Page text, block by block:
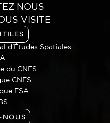
NOUS
VISITE
d'Études Spatiales
du CNES
CNES
ESA
NOUS